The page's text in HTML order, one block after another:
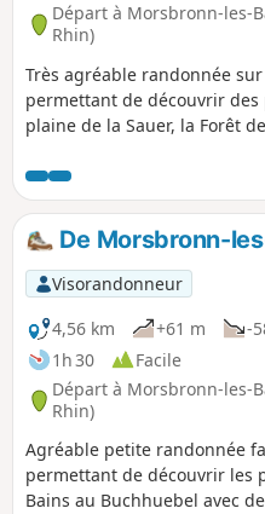
Départ à Morsbronn-les-
Rhin)
Très agréable randonnée
permettant de découvrir des
plaine de la Sauer, la Forêt
De Morsbronn-
Visorandonneur
4,56 km
+61 m
-
1h 30
Facile
Départ à Morsbronn-les-
Rhin)
Agréable petite randonnée
permettant de découvrir les
Bains au Buchhuebel avec